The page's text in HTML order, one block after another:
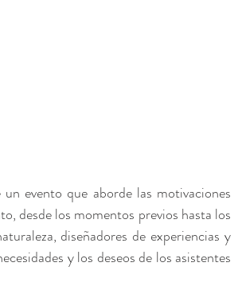
evento que aborde las motivaciones
desde los momentos previos hasta los
diseñadores de experiencias y
y los deseos de los asistentes